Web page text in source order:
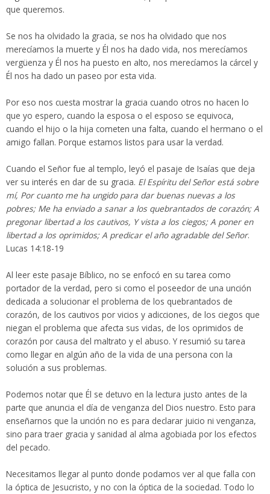
que queremos.
Se nos ha olvidado la gracia, se nos ha olvidado que nos
merecíamos la muerte y Él nos ha dado vida, nos merecíamos
vergüenza y Él nos ha puesto en alto, nos merecíamos la cárcel y
Él nos ha dado un paseo por esta vida.
Por eso nos cuesta mostrar la gracia cuando otros no hacen lo
que yo espero, cuando la esposa o el esposo se equivoca,
cuando el hijo o la hija cometen una falta, cuando el hermano o el
amigo fallan. Porque estamos listos para usar la verdad.
Cuando el Señor fue al templo, leyó el pasaje de Isaías que deja
ver su interés en dar de su gracia. El Espíritu del Señor está sobre
mí, Por cuanto me ha ungido para dar buenas nuevas a los
pobres; Me ha enviado a sanar a los quebrantados de corazón; A
pregonar libertad a los cautivos, Y vista a los ciegos; A poner en
libertad a los oprimidos; A predicar el año agradable del Señor.
Lucas 14:18-19
Al leer este pasaje Bíblico, no se enfocó en su tarea como
portador de la verdad, pero si como el poseedor de una unción
dedicada a solucionar el problema de los quebrantados de
corazón, de los cautivos por vicios y adicciones, de los ciegos que
niegan el problema que afecta sus vidas, de los oprimidos de
corazón por causa del maltrato y el abuso. Y resumió su tarea
como llegar en algún año de la vida de una persona con la
solución a sus problemas.
Podemos notar que Él se detuvo en la lectura justo antes de la
parte que anuncia el día de venganza del Dios nuestro. Esto para
enseñarnos que la unción no es para declarar juicio ni venganza,
sino para traer gracia y sanidad al alma agobiada por los efectos
del pecado.
Necesitamos llegar al punto donde podamos ver al que falla con
la óptica de Jesucristo, y no con la óptica de la sociedad. Todo lo